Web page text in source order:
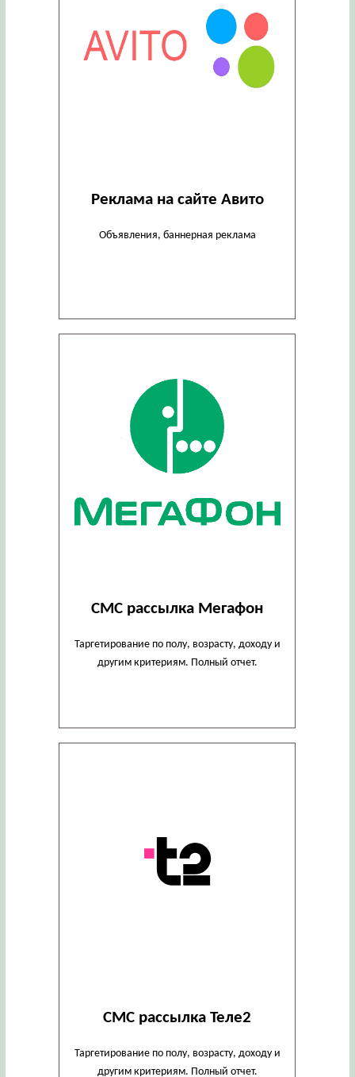
Реклама на сайте Авито
Объявления, баннерная реклама
СМС рассылка Мегафон
Таргетирование по полу, возрасту, доходу и
другим критериям. Полный отчет.
СМС рассылка Теле2
Таргетирование по полу, возрасту, доходу и
другим критериям. Полный отчет.